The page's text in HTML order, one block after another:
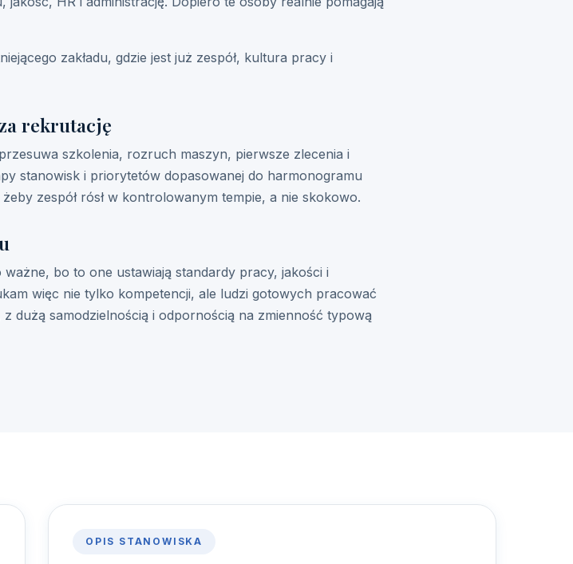
zakładu, gdzie jest już zespół, kultura pracy i
rekrutację
szkolenia, rozruch maszyn, pierwsze zlecenia i
stanowisk i priorytetów dopasowanej do harmonogramu
zespół rósł w kontrolowanym tempie, a nie skokowo.
bo to one ustawiają standardy pracy, jakości i
więc nie tylko kompetencji, ale ludzi gotowych pracować
samodzielnością i odpornością na zmienność typową
OPIS STANOWISKA